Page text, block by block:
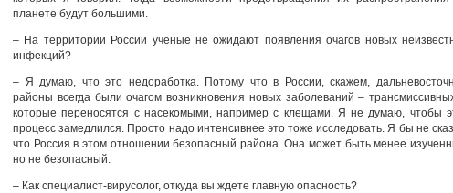
планете будут большими.
– На территории России ученые не ожидают появления очагов новых
инфекций?
– Я думаю, что это недоработка. Потому что в России, скажем,
районы всегда были очагом возникновения новых заболеваний –
которые переносятся с насекомыми, например с клещами. Я не думаю, чтобы
процесс замедлился. Просто надо интенсивнее это тоже исследовать. Я бы не
что Россия в этом отношении безопасный района. Она может быть менее
но не безопасный.
– Как специалист-вирусолог, откуда вы ждете главную опасность?